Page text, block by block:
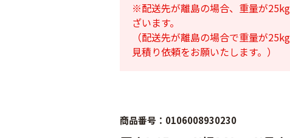
※配送先が離島の場合、重量が
ざいます。
（配送先が離島の場合で重量が
見積り依頼をお願いたします。）
商品番号：0106008930230